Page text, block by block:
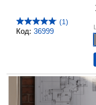
Код: 36999
(1)